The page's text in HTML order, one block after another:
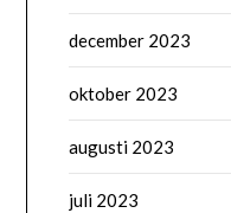
december 2023
oktober 2023
augusti 2023
juli 2023